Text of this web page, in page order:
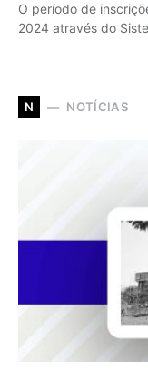
O período de
2024 através do
N NOTÍCIAS